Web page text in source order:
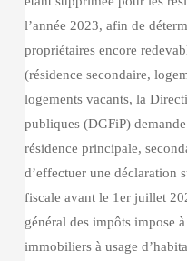
l’année 2023, afin de
propriétaires encore
(résidence secondaire,
logements vacants, la
publiques (DGFiP)
résidence principale,
d’effectuer une déclaration
fiscale avant le 1er juillet
général des impôts impose
immobiliers à usage